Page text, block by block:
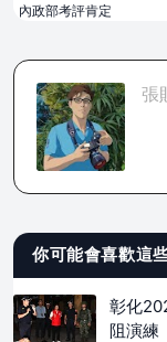
內政部考評肯定
張
你可能會喜歡這
彰化
阻演練